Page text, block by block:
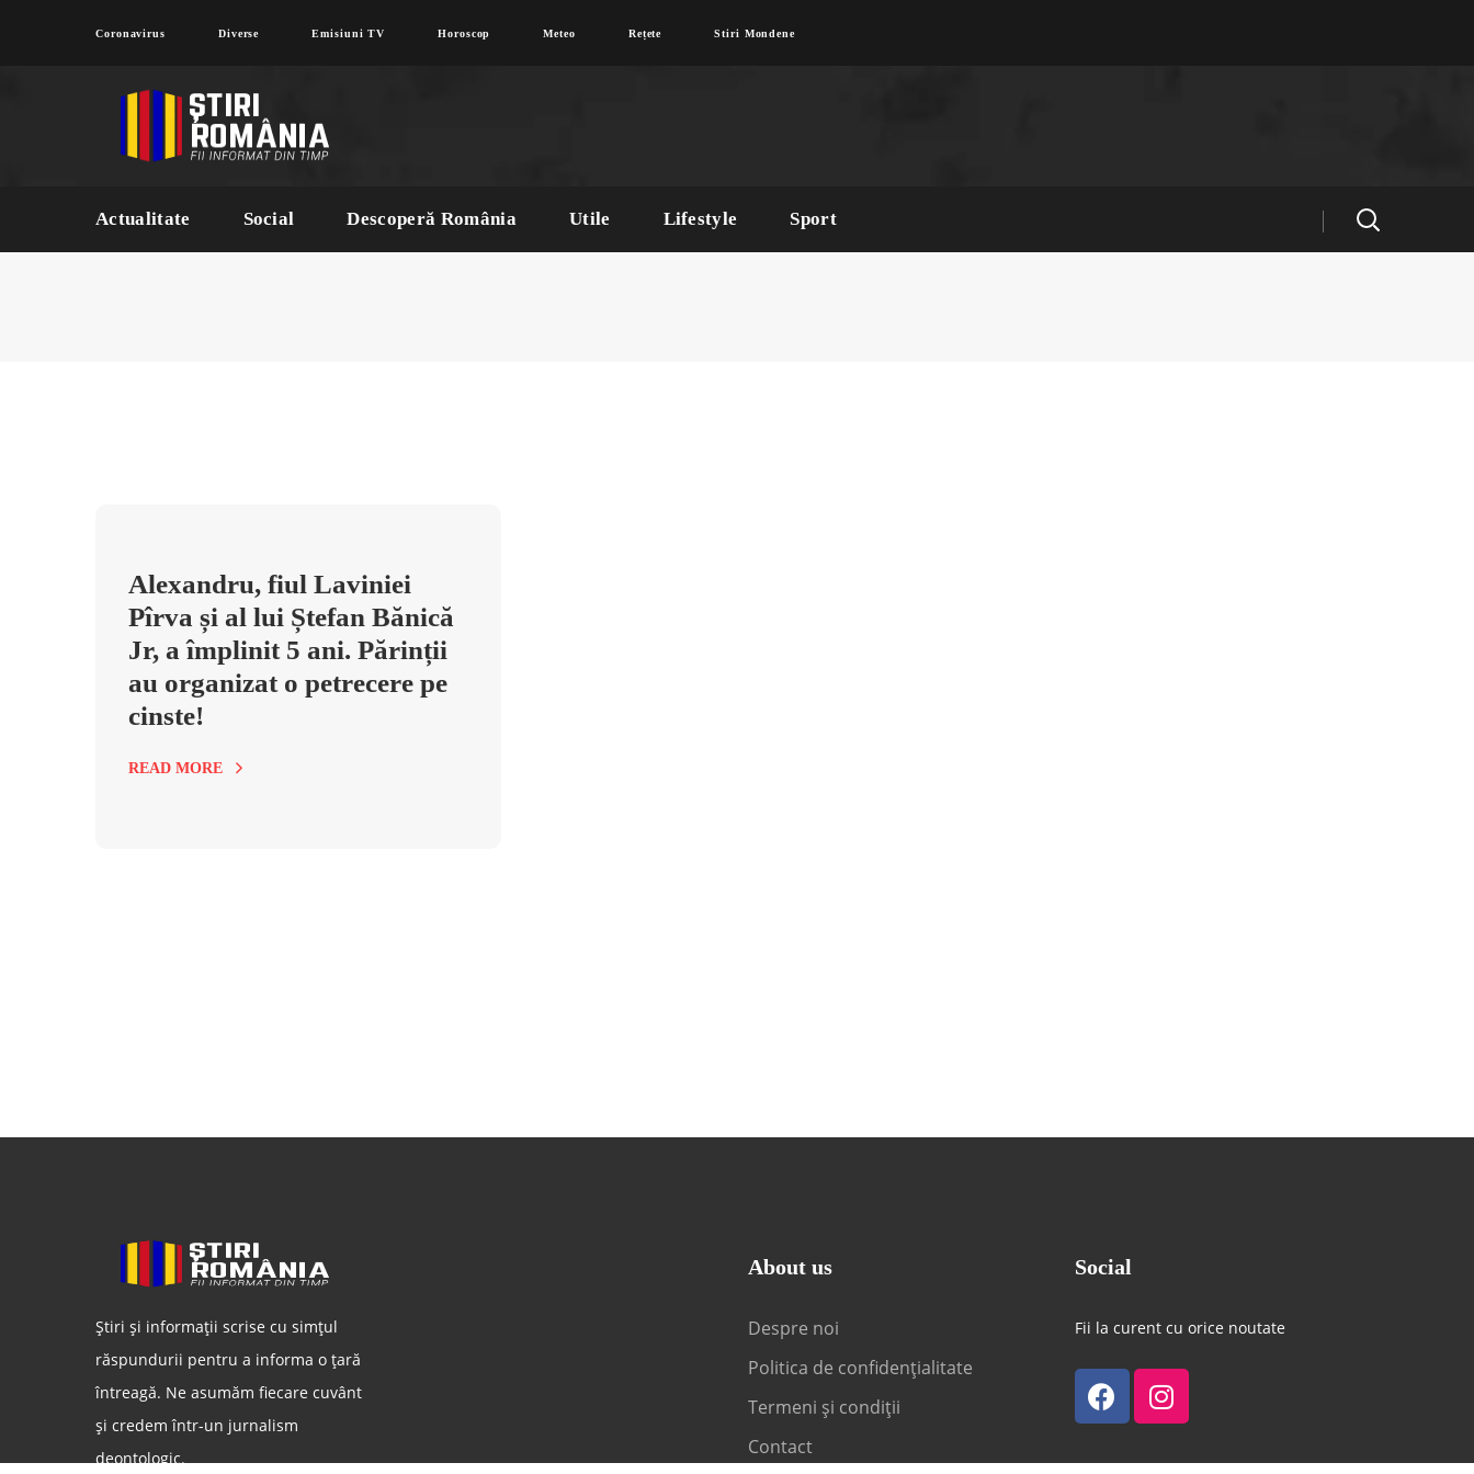
Coronavirus Diverse Emisiuni TV Horoscop Meteo Rețete Stiri Mondene
Actualitate Social Descoperă România Utile Lifestyle Sport
Alexandru, fiul Laviniei
Pîrva și al lui Ștefan Bănică
Jr, a împlinit 5 ani. Părinții
au organizat o petrecere pe
cinste!
READ MORE
Știri și informații scrise cu simțul
răspundurii pentru a informa o țară
întreagă. Ne asumăm fiecare cuvânt
și credem într-un jurnalism
deontologic.
About us
Despre noi
Politica de confidențialitate
Termeni și condiții
Contact
Social
Fii la curent cu orice noutate